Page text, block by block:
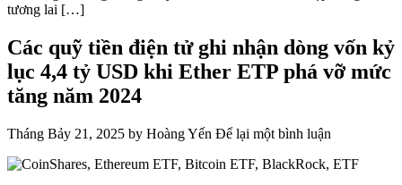
tương lai […]
Các quỹ tiền điện tử ghi nhận dòng vốn kỷ
lục 4,4 tỷ USD khi Ether ETP phá vỡ mức
tăng năm 2024
Tháng Bảy 21, 2025 by Hoàng Yến Để lại một bình luận